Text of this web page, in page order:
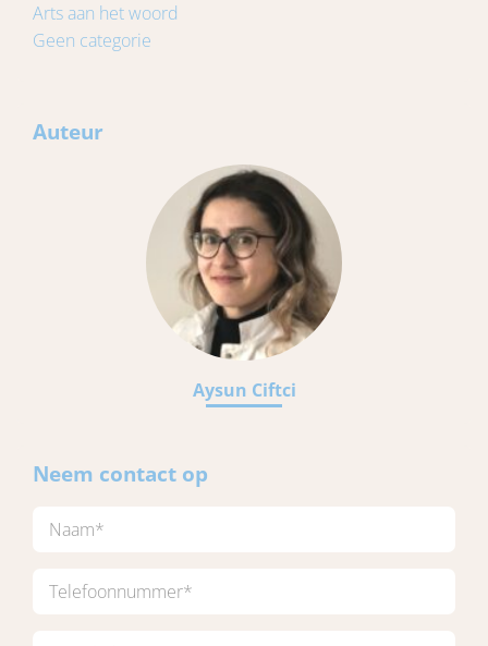
Arts aan het woord
Geen categorie
Auteur
Aysun Ciftci
Neem contact op